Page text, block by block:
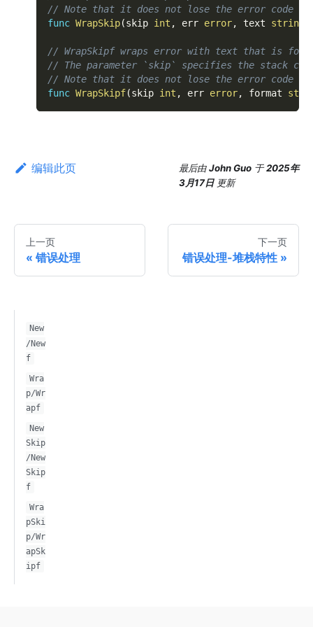
// Note that it does not lose the error code
func WrapSkip(skip int , err error, text string
// WrapSkipf wraps error with text that is
// The parameter `skip` specifies the stack
// Note that it does not lose the error code
func WrapSkipf(skip int , err error, format
编辑此页 最后由John Guo 于2025年
3月17日 更新
上一页
错误处理
下一页
错误处理-堆栈特性
New
/New
f
Wra
p/Wr
apf
New
Skip
/New
Skip
f
Wra
pSki
p/Wr
apSk
ipf